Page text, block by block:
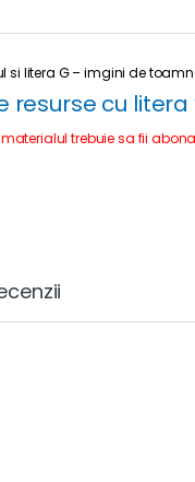
si litera G – imgini de
cu litera
trebuie sa fii